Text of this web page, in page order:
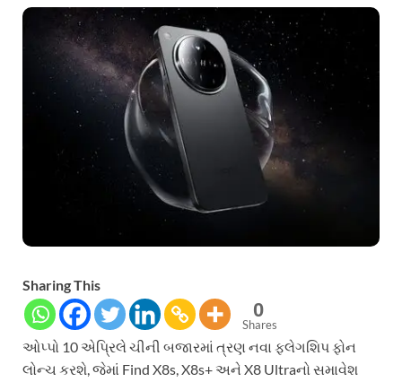
Sharing This
0
Shares
ઓપ્પો 10 એપ્રિલે ચીની બજારમાં ત્રણ નવા ફ્લેગશિપ ફોન
લોન્ચ કરશે, જેમાં Find X8s, X8s+ અને X8 Ultraનો સમાવેશ